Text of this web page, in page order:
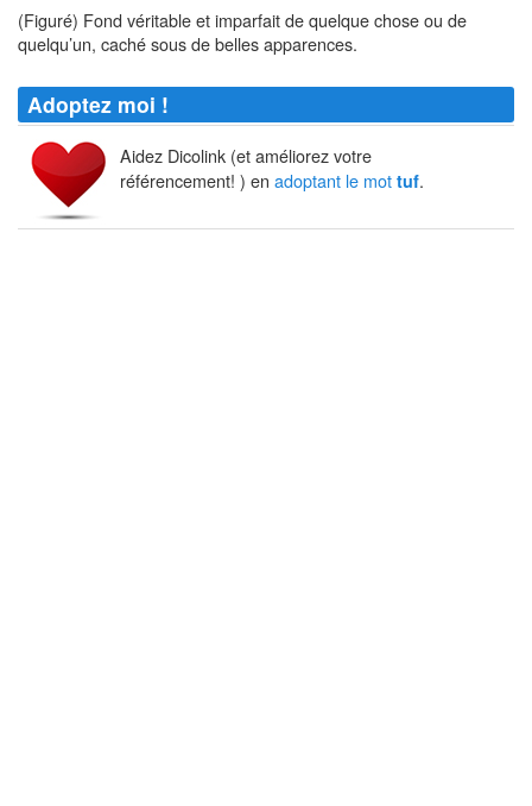
(Figuré) Fond véritable et imparfait de quelque chose ou de
quelqu’un, caché sous de belles apparences.
Adoptez moi !
Aidez Dicolink (et améliorez votre
référencement! ) en adoptant le mot tuf.